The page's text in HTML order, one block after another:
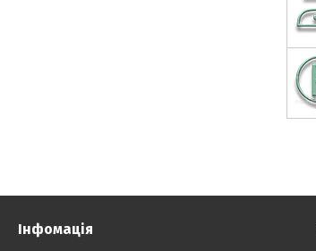
Інфомація